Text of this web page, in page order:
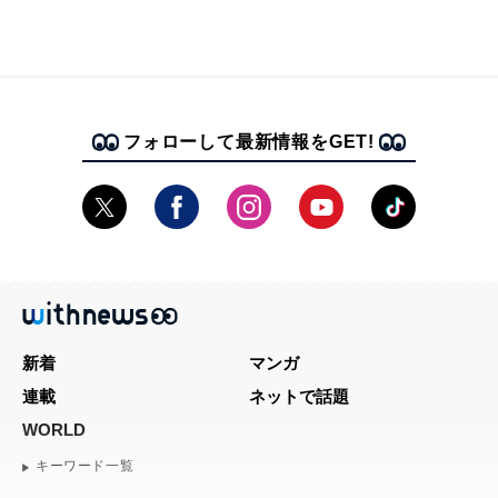
フォローして最新情報をGET!
新着
マンガ
連載
ネットで話題
WORLD
キーワード一覧